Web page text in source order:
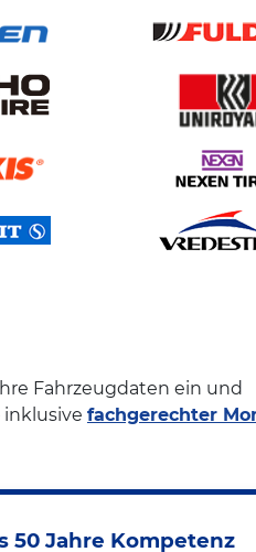
Fahrzeugdaten ein und
fachgerechter
50 Jahre Kompetenz